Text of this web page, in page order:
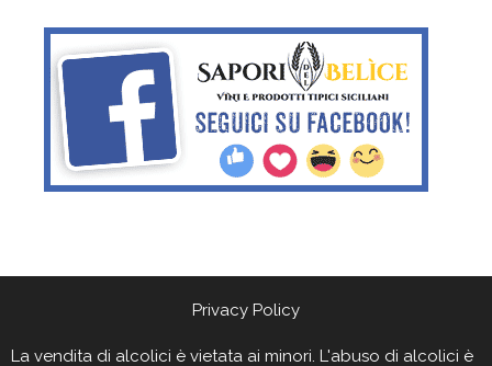
Privacy Policy
La vendita di alcolici è vietata ai minori. L'abuso di alcolici è